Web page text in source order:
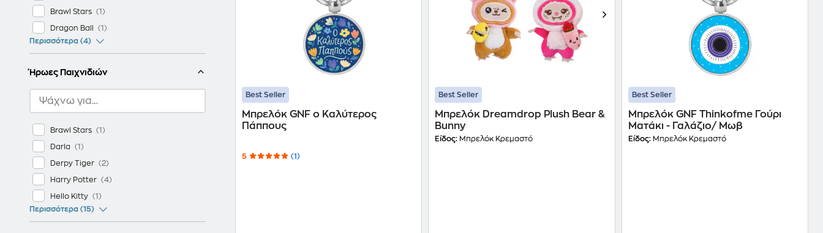
Brawl Stars
Dragon Ball
Περισσότερα (4)
Ήρωες Παιχνιδιών
Brawl Stars
Darla
Derpy Tiger
Harry Potter
Hello Kitty
Περισσότερα (15)
Best Seller
Μπρελόκ GNF ο Καλύτερος
Πάππους
5 (1)
Best Seller
Μπρελόκ Dreamdrop Plush Bear &
Bunny
Είδος: Μπρελόκ Κρεμαστό
Best Seller
Μπρελόκ GNF Thinkofme Γούρι
Ματάκι - Γαλάζιο/ Μωβ
Είδος:Μπρελόκ Κρεμαστό